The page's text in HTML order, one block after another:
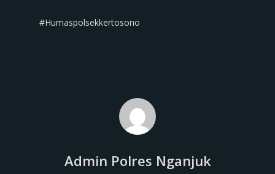
#Humaspolsekkertosono
Admin Polres Nganjuk